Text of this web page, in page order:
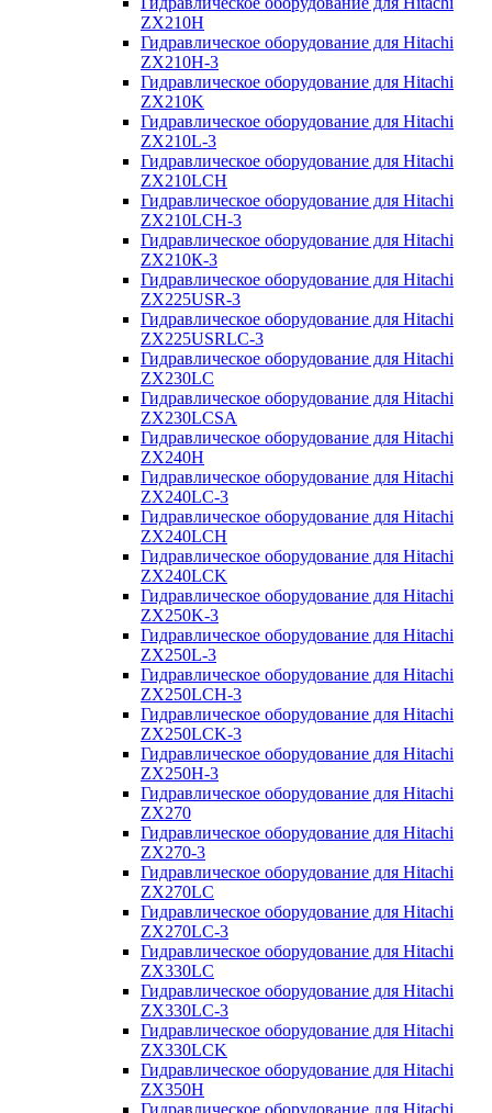
ZX210H
Гидравлическое оборудование для Hitachi
ZX210H-3
Гидравлическое оборудование для Hitachi
ZX210K
Гидравлическое оборудование для Hitachi
ZX210L-3
Гидравлическое оборудование для Hitachi
ZX210LCH
Гидравлическое оборудование для Hitachi
ZX210LCH-3
Гидравлическое оборудование для Hitachi
ZX210К-3
Гидравлическое оборудование для Hitachi
ZX225USR-3
Гидравлическое оборудование для Hitachi
ZX225USRLC-3
Гидравлическое оборудование для Hitachi
ZX230LC
Гидравлическое оборудование для Hitachi
ZX230LCSA
Гидравлическое оборудование для Hitachi
ZX240H
Гидравлическое оборудование для Hitachi
ZX240LC-3
Гидравлическое оборудование для Hitachi
ZX240LCH
Гидравлическое оборудование для Hitachi
ZX240LCK
Гидравлическое оборудование для Hitachi
ZX250K-3
Гидравлическое оборудование для Hitachi
ZX250L-3
Гидравлическое оборудование для Hitachi
ZX250LCH-3
Гидравлическое оборудование для Hitachi
ZX250LCK-3
Гидравлическое оборудование для Hitachi
ZX250Н-3
Гидравлическое оборудование для Hitachi
ZX270
Гидравлическое оборудование для Hitachi
ZX270-3
Гидравлическое оборудование для Hitachi
ZX270LC
Гидравлическое оборудование для Hitachi
ZX270LC-3
Гидравлическое оборудование для Hitachi
ZX330LC
Гидравлическое оборудование для Hitachi
ZX330LC-3
Гидравлическое оборудование для Hitachi
ZX330LCK
Гидравлическое оборудование для Hitachi
ZX350H
Гидравлическое оборудование для Hitachi